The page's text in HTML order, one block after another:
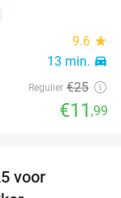
9.6 star
13 min. directions_car
Regulier €25
€11 ,99
voor